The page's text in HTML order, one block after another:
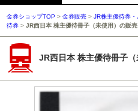
金券ショップTOP >金券販売 >JR株主優待券
待券 >JR西日本 株主優待冊子（未使用）の販売
JR西日本 株主優待冊子（